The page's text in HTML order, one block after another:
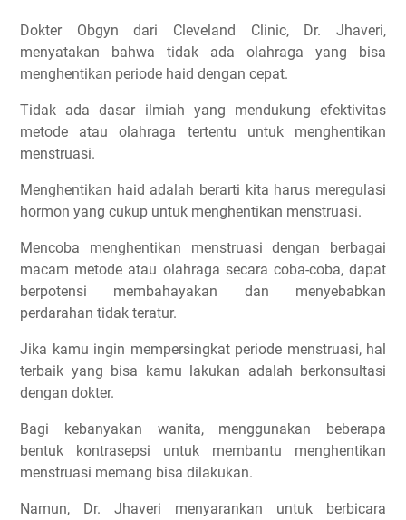
Dokter Obgyn dari Cleveland Clinic, Dr. Jhaveri,
menyatakan bahwa tidak ada olahraga yang bisa
menghentikan periode haid dengan cepat.
Tidak ada dasar ilmiah yang mendukung efektivitas
metode atau olahraga tertentu untuk menghentikan
menstruasi.
Menghentikan haid adalah berarti kita harus meregulasi
hormon yang cukup untuk menghentikan menstruasi.
Mencoba menghentikan menstruasi dengan berbagai
macam metode atau olahraga secara coba-coba, dapat
berpotensi membahayakan dan menyebabkan
perdarahan tidak teratur.
Jika kamu ingin mempersingkat periode menstruasi, hal
terbaik yang bisa kamu lakukan adalah berkonsultasi
dengan dokter.
Bagi kebanyakan wanita, menggunakan beberapa
bentuk kontrasepsi untuk membantu menghentikan
menstruasi memang bisa dilakukan.
Namun, Dr. Jhaveri menyarankan untuk berbicara